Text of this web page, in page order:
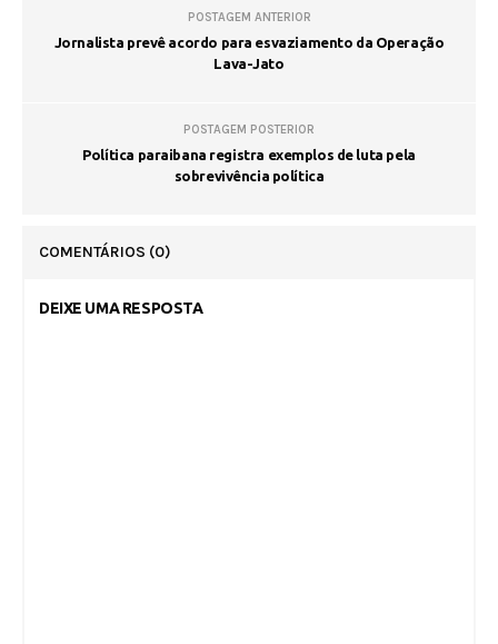
POSTAGEM ANTERIOR
Jornalista prevê acordo para esvaziamento da Operação
Lava-Jato
POSTAGEM POSTERIOR
Política paraibana registra exemplos de luta pela
sobrevivência política
COMENTÁRIOS (0)
DEIXE UMA RESPOSTA